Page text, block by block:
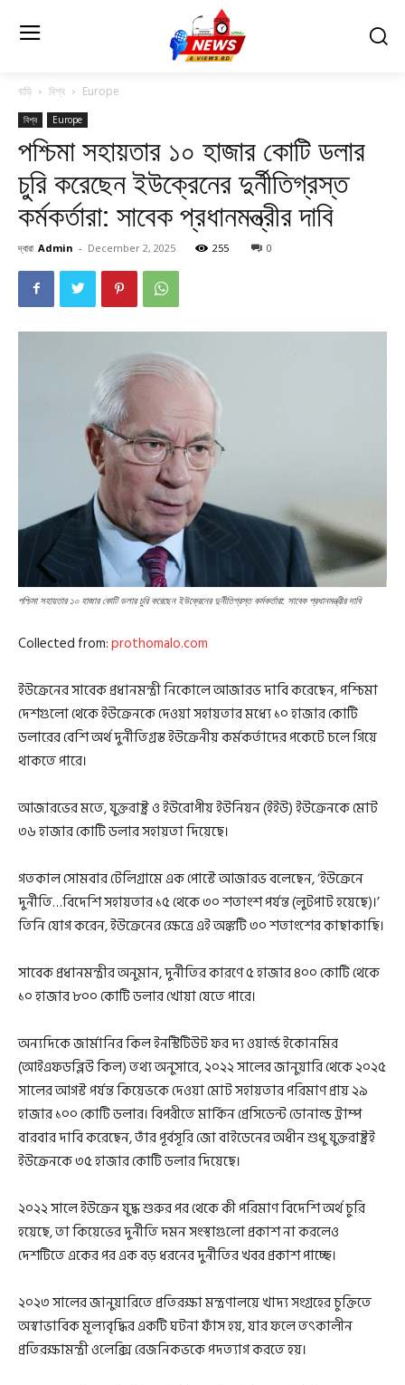
বাড়ি বিশ্ব Europe
বিশ্ব Europe
পশ্চিমা সহায়তার ১০ হাজার কোটি ডলার
চুরি করেছেন ইউক্রেনের দুর্নীতিগ্রস্ত
কর্মকর্তারা: সাবেক প্রধানমন্ত্রীর দাবি
দ্বারা Admin - December 2, 2025 255 0
পশ্চিমা সহায়তার ১০ হাজার কোটি ডলার চুরি করেছেন ইউক্রেনের দুর্নীতিগ্রস্ত কর্মকর্তারা: সাবেক প্রধানমন্ত্রীর দাবি
Collected from:prothomalo.com
ইউক্রেনের সাবেক প্রধানমন্ত্রী নিকোলে আজারভ দাবি করেছেন, পশ্চিমা
দেশগুলো থেকে ইউক্রেনকে দেওয়া সহায়তার মধ্যে ১০ হাজার কোটি
ডলারের বেশি অর্থ দুর্নীতিগ্রস্ত ইউক্রেনীয় কর্মকর্তাদের পকেটে চলে গিয়ে
থাকতে পারে।
আজারভের মতে, যুক্তরাষ্ট্র ও ইউরোপীয় ইউনিয়ন (ইইউ) ইউক্রেনকে মোট
৩৬ হাজার কোটি ডলার সহায়তা দিয়েছে।
গতকাল সোমবার টেলিগ্রামে এক পোস্টে আজারভ বলেছেন, ‘ইউক্রেনে
দুর্নীতি…বিদেশি সহায়তার ১৫ থেকে ৩০ শতাংশ পর্যন্ত (লুটপাট হয়েছে)।’
তিনি যোগ করেন, ইউক্রেনের ক্ষেত্রে এই অঙ্কটি ৩০ শতাংশের কাছাকাছি।
সাবেক প্রধানমন্ত্রীর অনুমান, দুর্নীতির কারণে ৫ হাজার ৪০০ কোটি থেকে
১০ হাজার ৮০০ কোটি ডলার খোয়া যেতে পারে।
অন্যদিকে জার্মানির কিল ইনস্টিটিউট ফর দ্য ওয়ার্ল্ড ইকোনমির
(আইএফডব্লিউ কিল) তথ্য অনুসারে, ২০২২ সালের জানুয়ারি থেকে ২০২৫
সালের আগস্ট পর্যন্ত কিয়েভকে দেওয়া মোট সহায়তার পরিমাণ প্রায় ২৯
হাজার ১০০ কোটি ডলার। বিপরীতে মার্কিন প্রেসিডেন্ট ডোনাল্ড ট্রাম্প
বারবার দাবি করেছেন, তাঁর পূর্বসূরি জো বাইডেনের অধীন শুধু যুক্তরাষ্ট্রই
ইউক্রেনকে ৩৫ হাজার কোটি ডলার দিয়েছে।
২০২২ সালে ইউক্রেন যুদ্ধ শুরুর পর থেকে কী পরিমাণ বিদেশি অর্থ চুরি
হয়েছে, তা কিয়েভের দুর্নীতি দমন সংস্থাগুলো প্রকাশ না করলেও
দেশটিতে একের পর এক বড় ধরনের দুর্নীতির খবর প্রকাশ পাচ্ছে।
২০২৩ সালের জানুয়ারিতে প্রতিরক্ষা মন্ত্রণালয়ে খাদ্য সংগ্রহের চুক্তিতে
অস্বাভাবিক মূল্যবৃদ্ধির একটি ঘটনা ফাঁস হয়, যার ফলে তৎকালীন
প্রতিরক্ষামন্ত্রী ওলেক্সি রেজনিকভকে পদত্যাগ করতে হয়।